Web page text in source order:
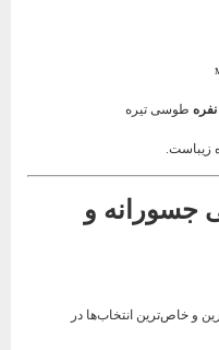
طوسی تیره
زیباست.
جسورانه و
و خاص‌ترین انتخاب‌ها در